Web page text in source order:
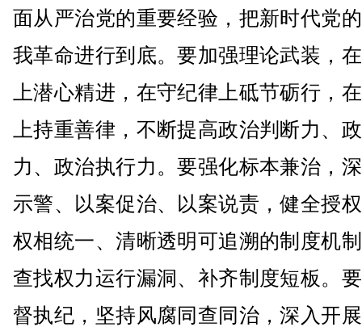
面从严治党的重要经验，把新时代党
我革命进行到底。要加强理论武装，
上潜心精进，在守纪律上砥节砺行，
上持重善律，不断提高政治判断力、
力、政治执行力。要强化标本兼治，
示警、以案促治、以案说责，健全授
权相统一、清晰透明可追溯的制度机
查找权力运行漏洞、补齐制度短板。
督执纪，坚持风腐同查同治，深入开